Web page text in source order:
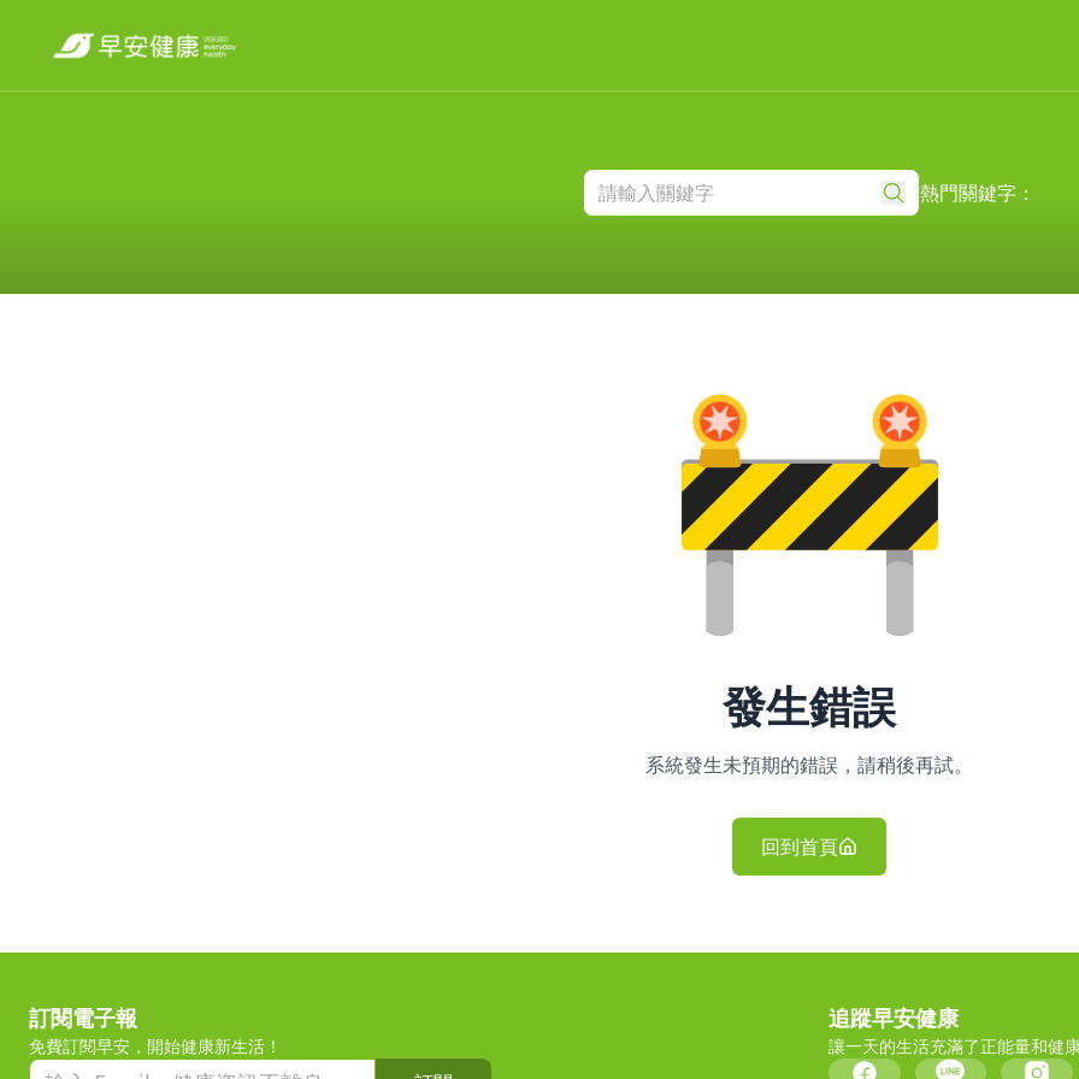
熱門關鍵字：
發生錯誤
系統發生未預期的錯誤，請稍後再試。
回到首頁
訂閱電子報
免費訂閱早安，開始健康新生活！
追蹤早安健康
讓一天的生活充滿了正能量和健